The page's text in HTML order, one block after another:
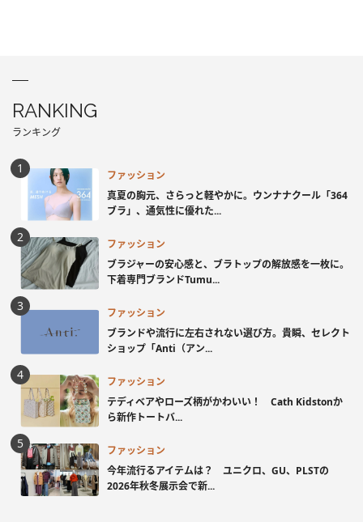
RANKING
ランキング
ファッション
真夏の胸元、さらっと軽やかに。ウンナナクール「364
ブラ」、通気性に優れた...
ファッション
ブラジャーの安心感と、ブラトップの解放感を一枚に。
下着専門ブランドTumu...
ファッション
ブランドや流行に左右されない選び方。貴瞬、セレクト
ショップ「Anti（アン...
ファッション
テディベアやローズ柄がかわいい！ Cath Kidstonか
ら新作トートバ...
ファッション
今年流行るアイテムは？ ユニクロ、GU、PLSTの
2026年秋冬展示会で新...